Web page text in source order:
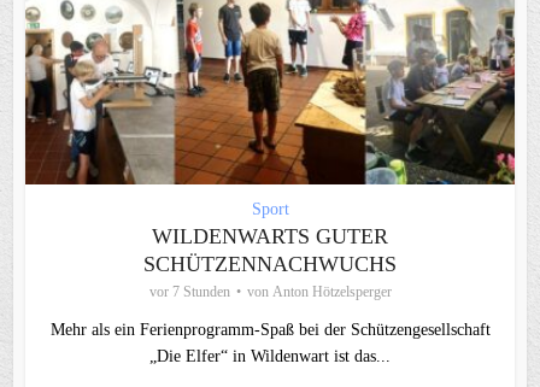
Sport
WILDENWARTS GUTER
SCHÜTZENNACHWUCHS
vor 7 Stunden von Anton Hötzelsperger
Mehr als ein Ferienprogramm-Spaß bei der Schützengesellschaft
„Die Elfer“ in Wildenwart ist das...